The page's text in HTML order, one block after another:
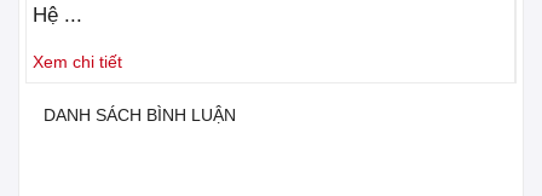
Hệ ...
Xem chi tiết
DANH SÁCH BÌNH LUẬN